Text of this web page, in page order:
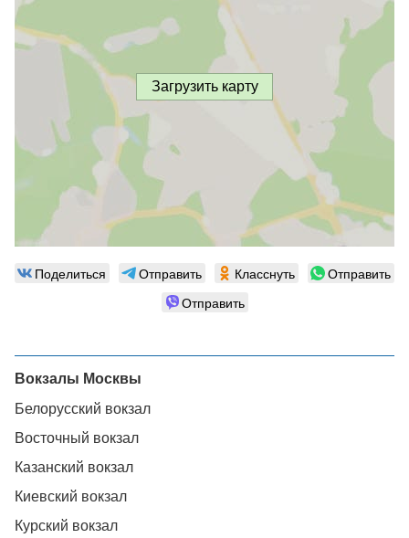
Загрузить карту
Поделиться Отправить Класснуть
Отправить
Отправить
Вокзалы Москвы
Белорусский вокзал
Восточный вокзал
Казанский вокзал
Киевский вокзал
Курский вокзал